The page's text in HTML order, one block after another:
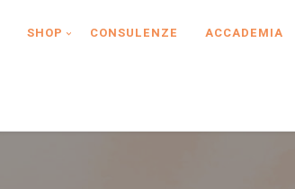
SHOP CONSULENZE ACCADEMIA